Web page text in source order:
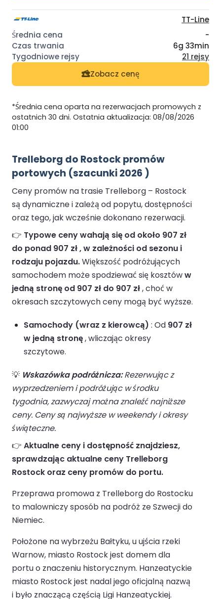
TT-Line
-
6g 33min
21 rejsy
Zobacz cenę
*Średnia cena oparta na rezerwacjach promowych z
ostatnich 30 dni. Ostatnia aktualizacja: 08/08/2026
01:00
Trelleborg do Rostock promów
portowych (szacunki 2026 )
Ceny promów na trasie Trelleborg – Rostock
są dynamiczne i zależą od popytu, dostępności
oraz tego, jak wcześnie dokonano rezerwacji.
👉 Typowe ceny wahają się od około 907 zł
do ponad 907 zł , w zależności od sezonu i
rodzaju pojazdu.Większość podróżujących
samochodem może spodziewać się kosztóww
jedną stronę od 907 zł do 907 zł, choć w
okresach szczytowych ceny mogą być wyższe.
Samochody (wraz z kierowcą) : Od 907 zł
w jedną stronę, wliczając okresy
szczytowe.
💡 Wskazówka podróżnicza:Rezerwując z
wyprzedzeniem i podróżując w środku
tygodnia, zazwyczaj można znaleźć najniższe
ceny. Ceny są najwyższe w weekendy i okresy
świąteczne.
👉 Aktualne ceny i dostępność znajdziesz,
sprawdzając aktualne ceny Trelleborg
Rostock oraz ceny promów do portu.
Przeprawa promowa z Trelleborg do Rostocku
to malowniczy sposób na podróż ze Szwecji do
Niemiec.
Położone na wybrzeżu Bałtyku, u ujścia rzeki
Warnow, miasto Rostock jest domem dla
portu o znaczeniu historycznym. Hanzeatyckie
miasto Rostock jest nadal jego oficjalną nazwą
i było znaczącą częścią Ligi Hanzeatyckiej.